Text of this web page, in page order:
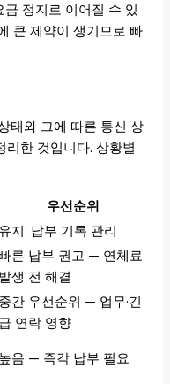
정지로 이어질 수 있
큰 제약이 생기므로 빠
태와 그에 따른 통신 상
한 것입니다. 상황별
우선순위
유지: 납부 기록 관리
빠른 납부 권고 — 연체료
발생 전 해결
중간 우선순위 — 업무·긴
급 연락 영향
높음 — 즉각 납부 필요